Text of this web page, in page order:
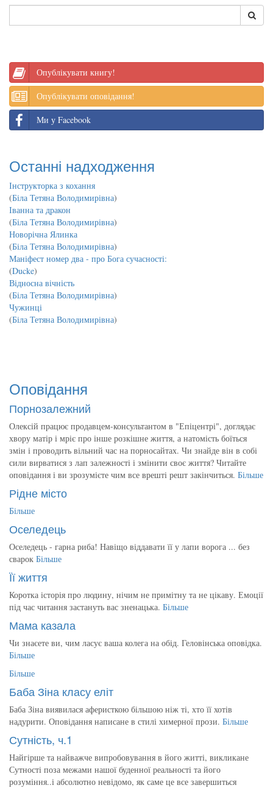
Опублікувати книгу!
Опублікувати оповідання!
Ми у Facebook
Останні надходження
Інструкторка з кохання
(Біла Тетяна Володимирівна)
Іванна та дракон
(Біла Тетяна Володимирівна)
Новорічна Ялинка
(Біла Тетяна Володимирівна)
Маніфест номер два - про Бога сучасності:
(Ducke)
Відносна вічність
(Біла Тетяна Володимирівна)
Чужинці
(Біла Тетяна Володимирівна)
Оповідання
Порнозалежний
Олексій працює продавцем-консультантом в "Епіцентрі", доглядає
хвору матір і мріє про інше розкішне життя, а натомість боїться
змін і проводить вільний час на порносайтах. Чи знайде він в собі
сили вирватися з лап залежності і змінити своє життя? Читайте
оповідання і ви зрозумієте чим все врешті решт закінчиться. Більше
Рідне місто
Більше
Оселедець
Оселедець - гарна риба! Навіщо віддавати її у лапи ворога ... без
сварок Більше
Її життя
Коротка історія про людину, нічим не примітну та не цікаву. Емоції
під час читання застануть вас зненацька. Більше
Мама казала
Чи знаєете ви, чим ласує ваша колега на обід. Геловінська оповідка.
Більше
Більше
Баба Зіна класу еліт
Баба Зіна виявилася аферисткою більшою ніж ті, хто її хотів
надурити. Оповідання написане в стилі химерної прози. Більше
Сутність, ч.1
Найгірше та найважче випробовування в його житті, викликане
Сутності поза межами нашої буденної реальності та його
розуміння..і абсолютно невідомо, як саме це все завершиться